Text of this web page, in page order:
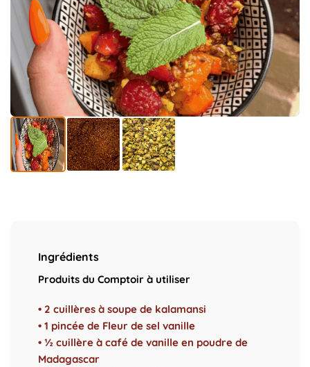
Ingrédients
Produits du Comptoir à utiliser
• 2 cuillères à soupe de kalamansi
• 1 pincée de Fleur de sel vanille
• ½ cuillère à café de vanille en poudre de
Madagascar